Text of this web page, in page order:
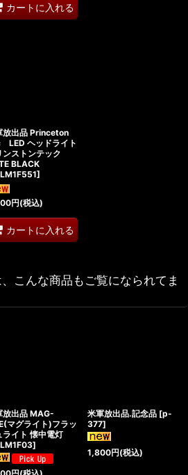
カートに入れる
放出品 Princeton
LED ヘッドライト
ンストンテック
BLACK
]
円(税込)
カートに入れる
こんな商品もご覧になられてま
放出品 MAG-
マグライト)フラッ
ライト 懐中電灯
]
米軍放出品.記念品 [p-
377]
1,800円(税込)